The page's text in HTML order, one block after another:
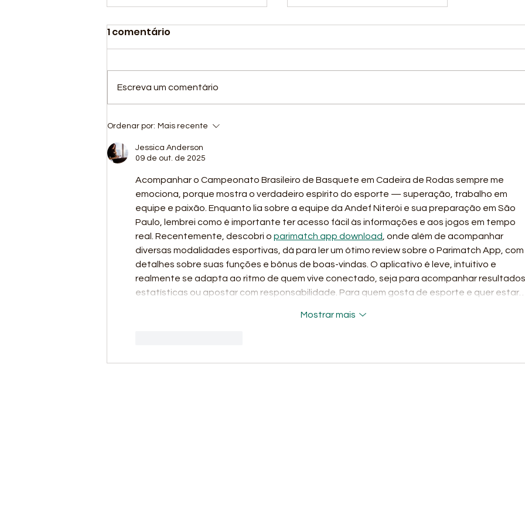
atletismo concluiu com
grande sucesso sua
participação na 2ª
Fase Nacional do
Circuito Loterias Caixa
de Atletismo.
Bocha Paralímpica
1 comentário
Escreva um comentário
Ordenar por: Mais recente
Jessica Anderson
09 de out. de 2025
Acompanhar o Campeonato Brasileiro de Basquete em Cadeira de Rodas sempre me
emociona, porque mostra o verdadeiro espírito do esporte — superação, trabalho em
equipe e paixão. Enquanto lia sobre a equipe da Andef Niterói e sua preparação em São
Paulo, lembrei como é importante ter acesso fácil às informações e aos jogos em tempo
real. Recentemente, descobri o parimatch app download , onde além de acompanhar
diversas modalidades esportivas, dá para ler um ótimo review sobre o Parimatch App, com
detalhes sobre suas funções e bônus de boas-vindas. O aplicativo é leve, intuitivo e
realmente se adapta ao ritmo de quem vive conectado, seja para acompanhar
estatísticas ou apostar com responsabilidade. Para quem gosta de esporte e quer
Mostrar mais